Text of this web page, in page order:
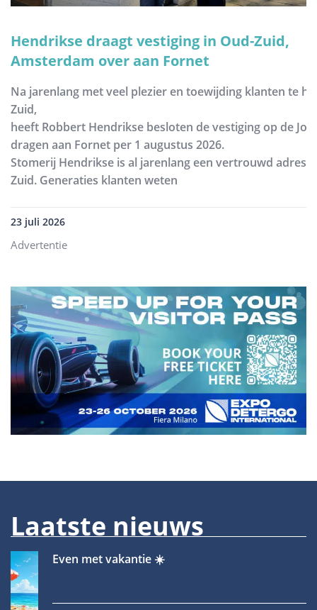
Hendrikse draagt vestiging in Oud-Zuid,
Amsterdam over aan Fornet
Na jarenlang met veel plezier en toewijding klanten te
Zuid,
heeft Robbert Hendrikse besloten de vestiging op de
dragen aan Fornet per 1 augustus 2026.
Stomerij Hendrikse is al jarenlang een vertrouwd adres
Zuid. Generaties klanten weten
23 juli 2026
Advertentie
Laatste nieuws
Even met vakantie ☀️